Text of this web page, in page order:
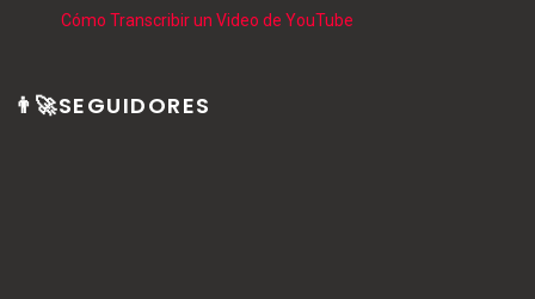
Cómo Transcribir un Video de YouTube
👨‍🚀SEGUIDORES